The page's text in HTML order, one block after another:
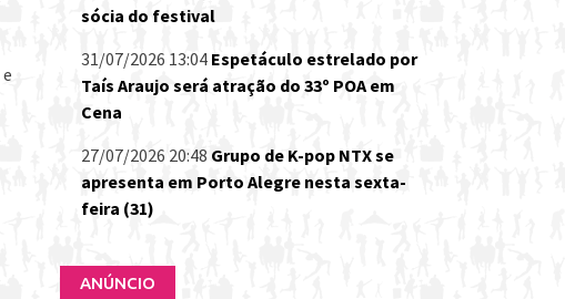
e
sócia do festival
31/07/2026 13:04 Espetáculo estrelado por
Taís Araujo será atração do 33º POA em
Cena
27/07/2026 20:48 Grupo de K-pop NTX se
apresenta em Porto Alegre nesta sexta-
feira (31)
ANÚNCIO